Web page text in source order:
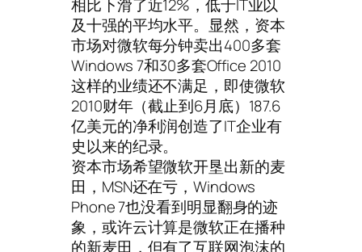
相比下滑了近12%，低于IT业以
及十强的平均水平。显然，资本
市场对微软每分钟卖出400多套
Windows 7和30多套Office 2010
这样的业绩还不满足，即使微软
2010财年（截止到6月底）187.6
亿美元的净利润创造了IT企业有
史以来的纪录。
资本市场希望微软开垦出新的麦
田，MSN还在亏，Windows
Phone 7也没看到明显翻身的迹
象，或许云计算是微软正在播种
的新麦田，但有了互联网泡沫的